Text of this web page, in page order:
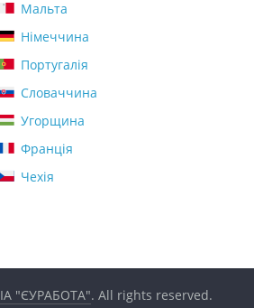
Мальта
Німеччина
Португалія
Словаччина
Угорщина
Франція
Чехія
ІА "ЄУРАБОТА". All rights reserved.